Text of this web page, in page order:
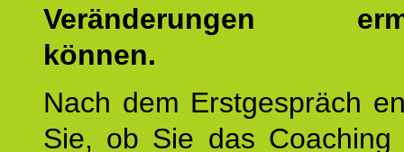
Veränderungen
können.
Nach dem Erstgespräch
Sie, ob Sie das Coaching